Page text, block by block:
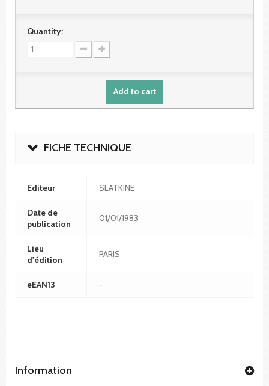
Quantity:
Add to cart
FICHE TECHNIQUE
Editeur SLATKINE
Date de
publication
01/01/1983
Lieu
d'édition
PARIS
eEAN13 -
Information